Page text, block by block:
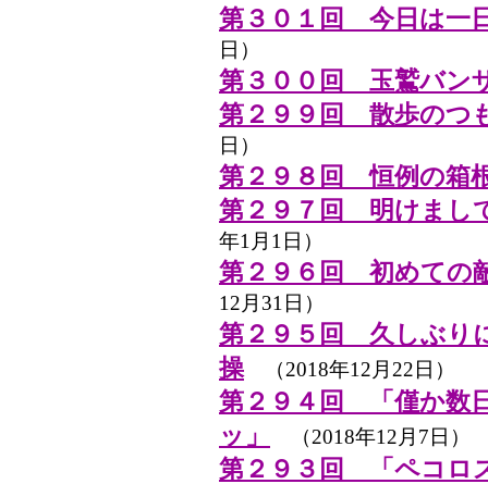
第３０１回 今日は一
日）
第３００回 玉鷲バン
第２９９回 散歩のつ
日）
第２９８回 恒例の箱
第２９７回 明けまし
年1月1日）
第２９６回 初めての
12月31日）
第２９５回 久しぶり
操 （2018年12月22日）
第２９４回 「僅か数
ッ」
（2018年12月7日）
第２９３回 「ペコロ